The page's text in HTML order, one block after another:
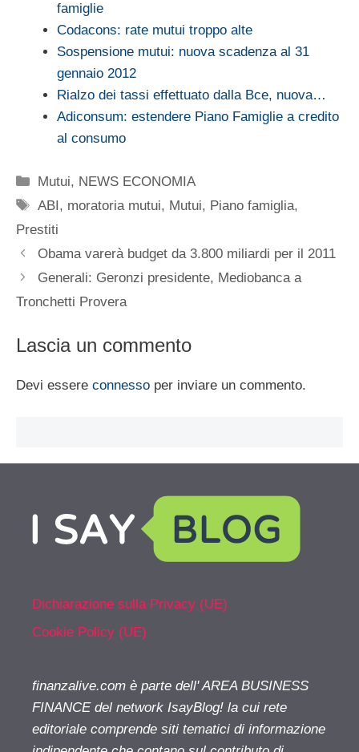
famiglie
Codacons: rate mutui troppo alte
Sospensione mutui: nuova scadenza al 31
gennaio 2012
Rialzo dei tassi effettuato dalla Bce, nuova…
Adiconsum: estendere Piano Famiglie a credito
al consumo
Categorie
Mutui, NEWS ECONOMIA
Tag
ABI, moratoria mutui, Mutui, Piano famiglia,
Prestiti
Obama varerà budget da 3.800 miliardi per il 2011
Generali: Geronzi presidente, Mediobanca a
Tronchetti Provera
Lascia un commento
Devi essere connesso per inviare un commento.
Dichiarazione sulla Privacy (UE)
Cookie Policy (UE)
finanzalive.com è parte dell' AREA BUSINESS
FINANCE del network IsayBlog! la cui rete
editoriale comprende siti tematici di informazione